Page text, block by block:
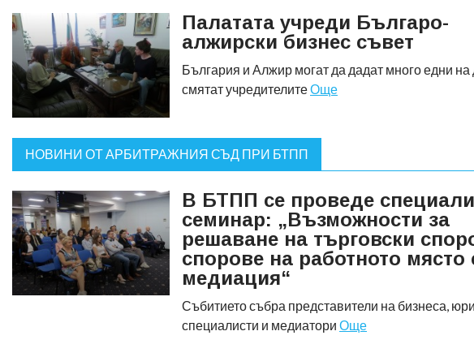
Палатата учреди Българо-
алжирски бизнес съвет
България и Алжир могат да дадат много едни на
смятат учредителитеОще
НОВИНИ ОТ АРБИТРАЖНИЯ СЪД ПРИ БТПП
В БТПП се проведе
семинар: „Възможности за
решаване на търговски
спорове на работното място
медиация“
Събитието събра представители на бизнеса,
специалисти и медиатори Още